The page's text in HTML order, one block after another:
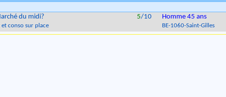
du midi?
conso sur place
5/10 Homme 45 ans
BE-1060-Saint-Gilles